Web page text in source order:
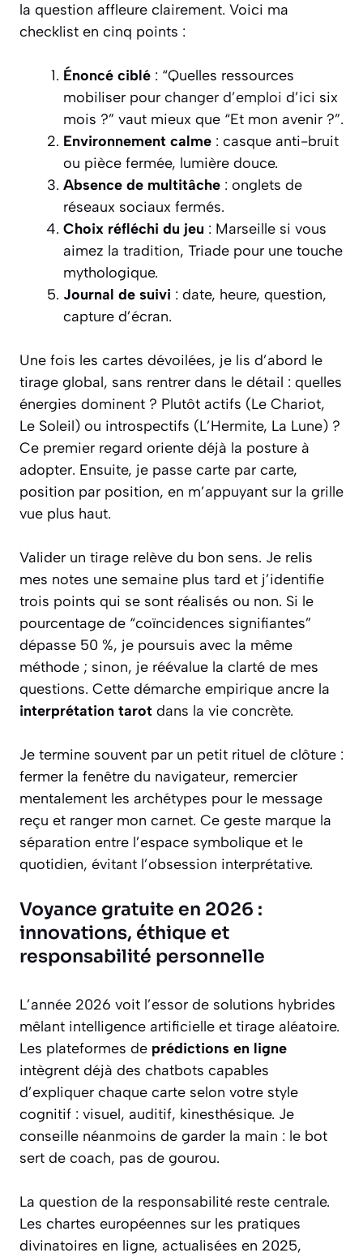
la question affleure clairement. Voici ma
checklist en cinq points :
Énoncé ciblé : “Quelles ressources
mobiliser pour changer d’emploi d’ici six
mois ?” vaut mieux que “Et mon avenir ?”.
Environnement calme : casque anti-bruit
ou pièce fermée, lumière douce.
Absence de multitâche : onglets de
réseaux sociaux fermés.
Choix réfléchi du jeu : Marseille si vous
aimez la tradition, Triade pour une touche
mythologique.
Journal de suivi : date, heure, question,
capture d’écran.
Une fois les cartes dévoilées, je lis d’abord le
tirage global, sans rentrer dans le détail : quelles
énergies dominent ? Plutôt actifs (Le Chariot,
Le Soleil) ou introspectifs (L’Hermite, La Lune) ?
Ce premier regard oriente déjà la posture à
adopter. Ensuite, je passe carte par carte,
position par position, en m’appuyant sur la grille
vue plus haut.
Valider un tirage relève du bon sens. Je relis
mes notes une semaine plus tard et j’identifie
trois points qui se sont réalisés ou non. Si le
pourcentage de “coïncidences signifiantes”
dépasse 50 %, je poursuis avec la même
méthode ; sinon, je réévalue la clarté de mes
questions. Cette démarche empirique ancre la
interprétation tarot dans la vie concrète.
Je termine souvent par un petit rituel de clôture :
fermer la fenêtre du navigateur, remercier
mentalement les archétypes pour le message
reçu et ranger mon carnet. Ce geste marque la
séparation entre l’espace symbolique et le
quotidien, évitant l’obsession interprétative.
Voyance gratuite en 2026 :
innovations, éthique et
responsabilité personnelle
L’année 2026 voit l’essor de solutions hybrides
mêlant intelligence artificielle et tirage aléatoire.
Les plateformes de prédictions en ligne
intègrent déjà des chatbots capables
d’expliquer chaque carte selon votre style
cognitif : visuel, auditif, kinesthésique. Je
conseille néanmoins de garder la main : le bot
sert de coach, pas de gourou.
La question de la responsabilité reste centrale.
Les chartes européennes sur les pratiques
divinatoires en ligne, actualisées en 2025,